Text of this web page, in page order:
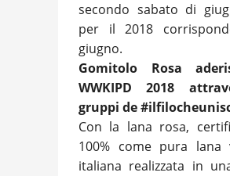
secondo sabato di
per il 2018
giugno.
Gomitolo Rosa
WWKIPD 2018
gruppi de
Con la lana rosa,
100% come pura lana
italiana realizzata in